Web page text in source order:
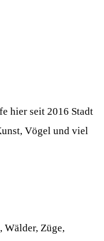
hier seit 2016 Stadt
Vögel und viel
Wälder, Züge,